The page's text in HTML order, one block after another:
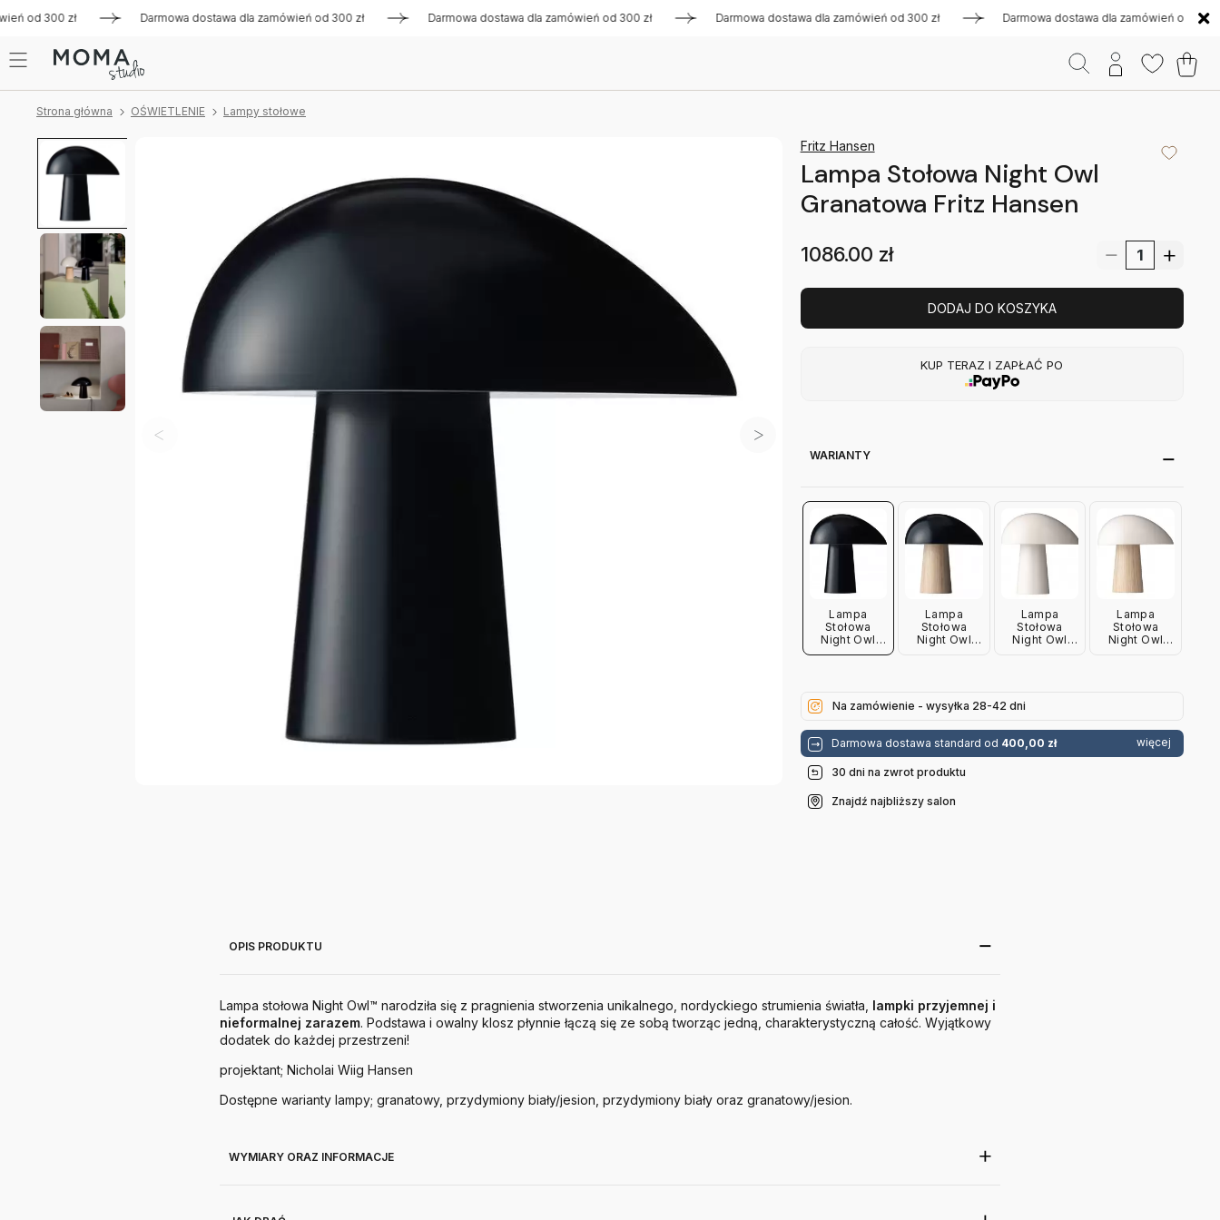
od 300 zł Darmowa dostawa dla zamówień od 300 zł Darmowa dostawa dla zamówień od 300 zł Darmowa dostawa dla zamówień od 300 zł Darmowa dostawa dla zamówień od 300 zł
Strona główna OŚWIETLENIE Lampy stołowe
Fritz Hansen
Lampa Stołowa Night Owl
Granatowa Fritz Hansen
1086.00 zł
DODAJ DO KOSZYKA
KUP TERAZ I ZAPŁAĆ PO
WARIANTY
Lampa
Stołowa
Night Owl
Granatowa
Lampa
Stołowa
Night Owl
Lampa
Stołowa
Night Owl
Lampa
Stołowa
Night Owl
Na zamówienie - wysyłka 28-42 dni
Darmowa dostawa standard od 400,00 zł więcej
30 dni na zwrot produktu
Znajdź najbliższy salon
OPIS PRODUKTU
Lampa stołowa Night Owl™ narodziła się z pragnienia stworzenia unikalnego, nordyckiego strumienia światła, lampki przyjemnej i
nieformalnej zarazem. Podstawa i owalny klosz płynnie łączą się ze sobą tworząc jedną, charakterystyczną całość. Wyjątkowy
dodatek do każdej przestrzeni!
projektant; Nicholai Wiig Hansen
Dostępne warianty lampy; granatowy, przydymiony biały/jesion, przydymiony biały oraz granatowy/jesion.
WYMIARY ORAZ INFORMACJE